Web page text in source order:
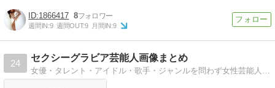
1866417 8
週間IN:9 週間OUT:9 月間IN:9
24
セクシーグラビア芸能人画像まとめ